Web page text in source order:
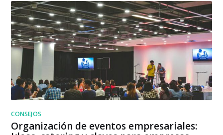
CONSEJOS
Organización de eventos empresariales: